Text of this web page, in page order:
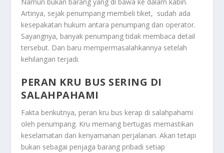
Artinya, sejak penumpang membeli tiket, sudah ada
kesepakatan hukum antara penumpang dan operator.
Sayangnya, banyak penumpang tidak membaca detail
tersebut. Dan baru mempermasalahkannya setelah
kehilangan terjadi.
PERAN KRU BUS SERING DI
SALAHPAHAMI
Fakta berikutnya, peran kru bus kerap di salahpahami
oleh penumpang. Kru memang bertugas memastikan
keselamatan dan kenyamanan perjalanan. Akan tetapi
bukan sebagai penjaga barang pribadi setiap